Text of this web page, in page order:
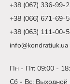
+38 (067) 336-99-
+38 (066) 671-69-
+38 (063) 111-00-
info@kondratiuk.ua
Пн - Пт: 09:00 -
Сб - Вс: Выходной